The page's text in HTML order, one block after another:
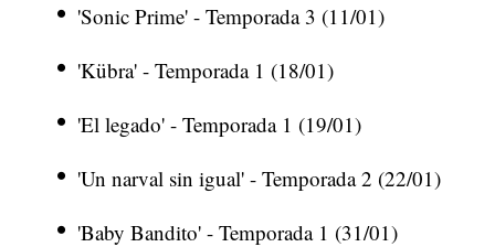
'Sonic Prime' - Temporada 3 (11/01)
'Kübra' - Temporada 1 (18/01)
'El legado' - Temporada 1 (19/01)
'Un narval sin igual' - Temporada 2 (22/01)
'Baby Bandito' - Temporada 1 (31/01)